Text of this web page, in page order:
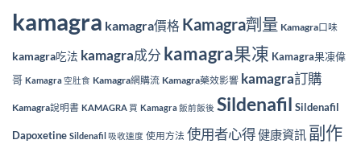
kamagra kamagra價格 Kamagra劑量 Kamagra口味
kamagra吃法 kamagra成分 kamagra果凍 Kamagra果凍偉
哥 Kamagra 空肚食 Kamagra網購流 Kamagra藥效影響 kamagra訂購
Kamagra說明書 KAMAGRA 買 Kamagra 飯前飯後 Sildenafil Sildenafil
Dapoxetine Sildenafil 吸收速度 使用方法 使用者心得健康資訊 副作